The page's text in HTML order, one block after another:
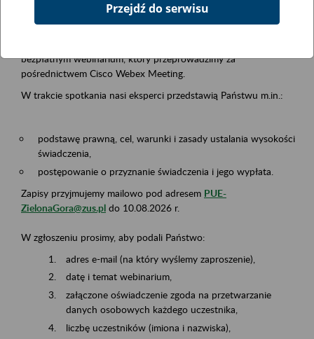
bezpłatnym webinarium, który przeprowadzimy za
pośrednictwem Cisco Webex Meeting.
W trakcie spotkania nasi eksperci przedstawią Państwu m.in.:
podstawę prawną, cel, warunki i zasady ustalania wysokości
świadczenia,
postępowanie o przyznanie świadczenia i jego wypłata.
Zapisy przyjmujemy mailowo pod adresem PUE-
ZielonaGora@zus.pl do 10.08.2026 r.
W zgłoszeniu prosimy, aby podali Państwo:
adres e-mail (na który wyślemy zaproszenie),
datę i temat webinarium,
załączone oświadczenie zgoda na przetwarzanie
danych osobowych każdego uczestnika,
liczbę uczestników (imiona i nazwiska),
Przejdź do serwisu